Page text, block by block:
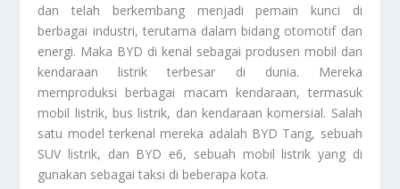
dan telah berkembang menjadi pemain kunci di
berbagai industri, terutama dalam bidang otomotif dan
energi. Maka BYD di kenal sebagai produsen mobil dan
kendaraan listrik terbesar di dunia. Mereka
memproduksi berbagai macam kendaraan, termasuk
mobil listrik, bus listrik, dan kendaraan komersial. Salah
satu model terkenal mereka adalah BYD Tang, sebuah
SUV listrik, dan BYD e6, sebuah mobil listrik yang di
gunakan sebagai taksi di beberapa kota.